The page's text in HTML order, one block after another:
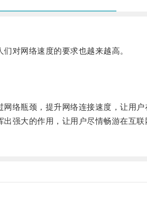
对网络速度的要求也越来越高。
瓶颈，提升网络连接速度，让用户
大的作用，让用户尽情畅游在互联